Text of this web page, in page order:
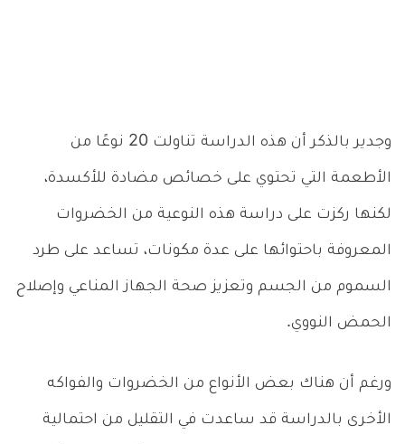
وجدير بالذكر أن هذه الدراسة تناولت 20 نوعًا من
الأطعمة التي تحتوي على خصائص مضادة للأكسدة،
لكنها ركزت على دراسة هذه النوعية من الخضروات
المعروفة باحتوائها على عدة مكونات، تساعد على طرد
السموم من الجسم وتعزيز صحة الجهاز المناعي وإصلاح
الحمض النووي.
ورغم أن هناك بعض الأنواع من الخضروات والفواكه
الأخرى بالدراسة قد ساعدت في التقليل من احتمالية